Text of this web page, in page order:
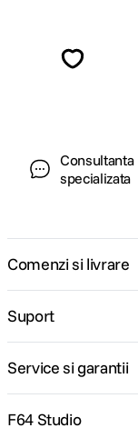
Consultanta
specializata
Comenzi si livrare
Suport
Service si garantii
F64 Studio